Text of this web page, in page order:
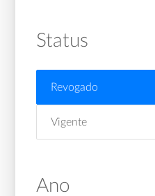
Status
Revogado
Vigente
Ano